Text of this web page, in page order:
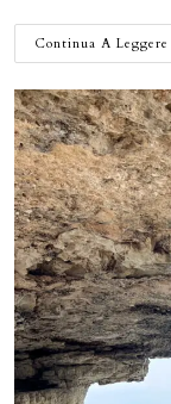
Continua A Leggere